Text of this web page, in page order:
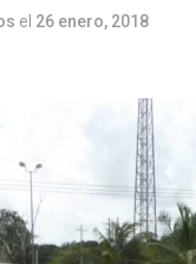
el 26 enero, 2018